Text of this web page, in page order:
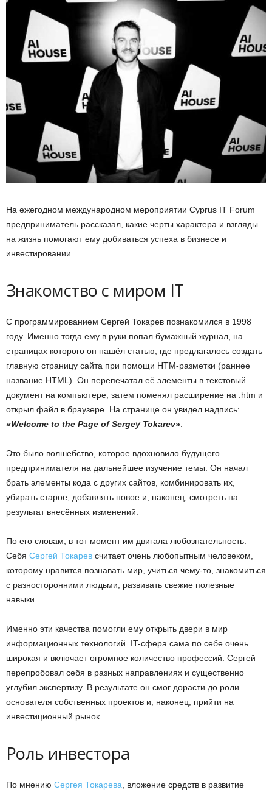
На ежегодном международном мероприятии Сyprus IT Forum
предприниматель рассказал, какие черты характера и взгляды
на жизнь помогают ему добиваться успеха в бизнесе и
инвестировании.
Знакомство с миром IT
С программированием Сергей Токарев познакомился в 1998
году. Именно тогда ему в руки попал бумажный журнал, на
страницах которого он нашёл статью, где предлагалось создать
главную страницу сайта при помощи HTM-разметки (раннее
название HTML). Он перепечатал её элементы в текстовый
документ на компьютере, затем поменял расширение на .htm и
открыл файл в браузере. На странице он увидел надпись:
«Welcome to the Page of Sergey Tokarev»
Это было волшебство, которое вдохновило будущего
предпринимателя на дальнейшее изучение темы. Он начал
брать элементы кода с других сайтов, комбинировать их,
убирать старое, добавлять новое и, наконец, смотреть на
результат внесённых изменений.
По его словам, в тот момент им двигала любознательность.
Себя Сергей Токарев считает очень любопытным человеком,
которому нравится познавать мир, учиться чему-то, знакомиться
с разносторонними людьми, развивать свежие полезные
навыки.
Именно эти качества помогли ему открыть двери в мир
информационных технологий. IT-сфера сама по себе очень
широкая и включает огромное количество профессий. Сергей
перепробовал себя в разных направлениях и существенно
углубил экспертизу. В результате он смог дорасти до роли
основателя собственных проектов и, наконец, прийти на
инвестиционный рынок.
Роль инвестора
По мнению Сергея Токарева , вложение средств в развитие